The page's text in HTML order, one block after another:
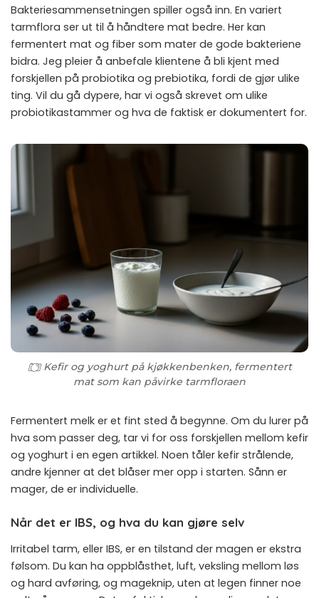
Bakteriesammensetningen spiller også inn. En variert
tarmflora ser ut til å håndtere mat bedre. Her kan
fermentert mat og fiber som mater de gode bakteriene
bidra. Jeg pleier å anbefale klientene å bli kjent med
forskjellen på probiotika og prebiotika, fordi de gjør ulike
ting. Vil du gå dypere, har vi også skrevet om ulike
probiotikastammer og hva de faktisk er dokumentert for.
Kefir og yoghurt på kjøkkenbenken, fermentert
mat som kan påvirke tarmfloraen
Fermentert melk er et fint sted å begynne. Om du lurer på
hva som passer deg, tar vi for oss forskjellen mellom kefir
og yoghurt i en egen artikkel. Noen tåler kefir strålende,
andre kjenner at det blåser mer opp i starten. Sånn er
mager, de er individuelle.
Når det er IBS, og hva du kan gjøre selv
Irritabel tarm, eller IBS, er en tilstand der magen er ekstra
følsom. Du kan ha oppblåsthet, luft, veksling mellom løs
og hard avføring, og mageknip, uten at legen finner noe